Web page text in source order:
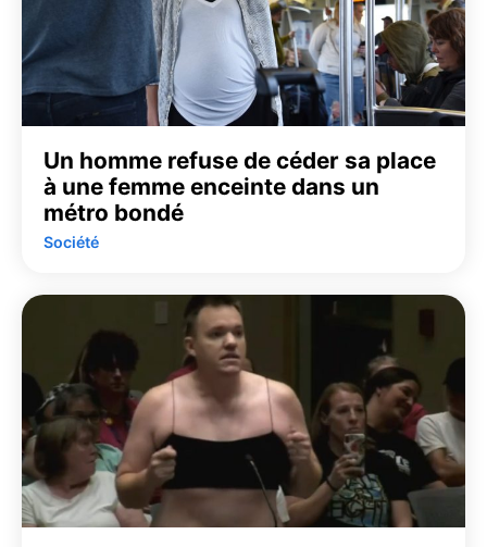
Un homme refuse de céder sa place
à une femme enceinte dans un
métro bondé
Société